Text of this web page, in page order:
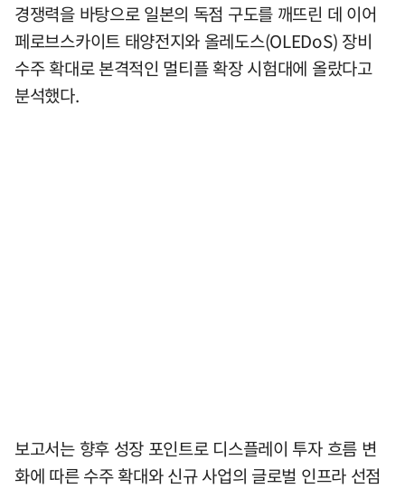
경쟁력을 바탕으로 일본의 독점 구도를 깨뜨린 데 이어
페로브스카이트 태양전지와 올레도스(OLEDoS) 장비
수주 확대로 본격적인 멀티플 확장 시험대에 올랐다고
분석했다.
보고서는 향후 성장 포인트로 디스플레이 투자 흐름 변
화에 따른 수주 확대와 신규 사업의 글로벌 인프라 선점